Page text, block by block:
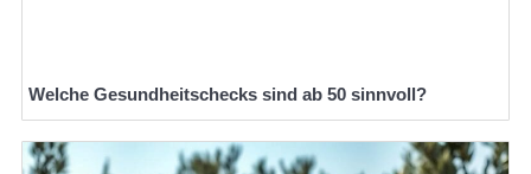
Welche Gesundheitschecks sind ab 50 sinnvoll?